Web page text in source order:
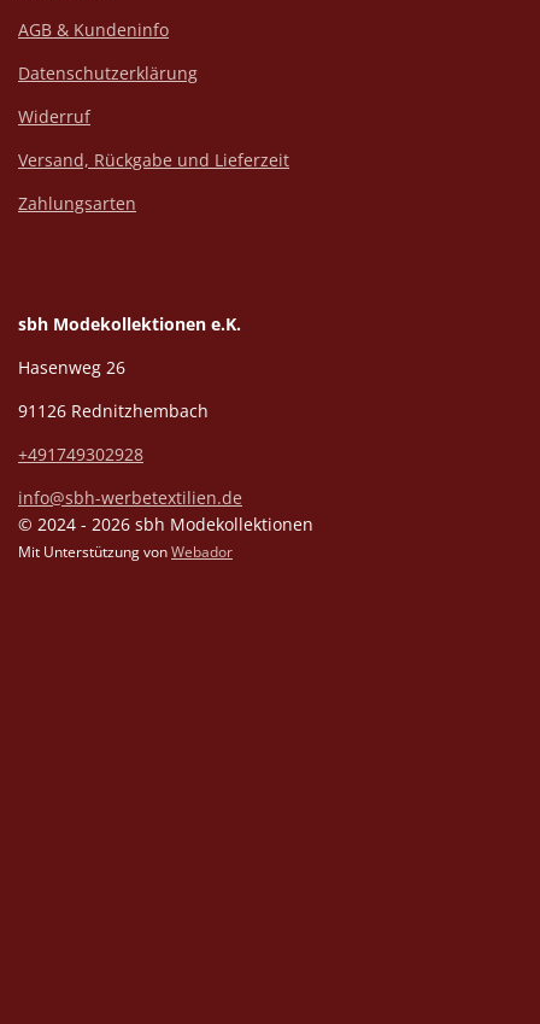
AGB & Kundeninfo
Datenschutzerklärung
Widerruf
Versand, Rückgabe und Lieferzeit
Zahlungsarten
sbh Modekollektionen e.K.
Hasenweg 26
91126 Rednitzhembach
+491749302928
info@sbh-werbetextilien.de
© 2024 - 2026 sbh Modekollektionen
Mit Unterstützung von Webador